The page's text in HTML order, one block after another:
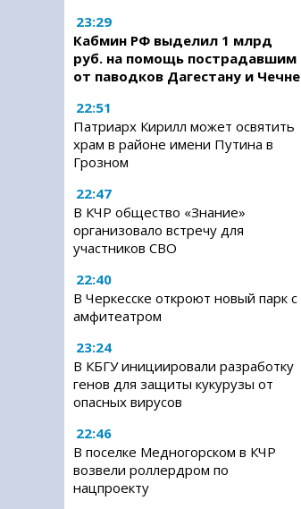
23:29
Кабмин РФ выделил 1 млрд
руб. на помощь пострадавшим
от паводков Дагестану и Чечне
22:51
Патриарх Кирилл может освятить
храм в районе имени Путина в
Грозном
22:47
В КЧР общество «Знание»
организовало встречу для
участников СВО
22:40
В Черкесске откроют новый парк с
амфитеатром
23:24
В КБГУ инициировали разработку
генов для защиты кукурузы от
опасных вирусов
22:46
В поселке Медногорском в КЧР
возвели роллердром по
нацпроекту